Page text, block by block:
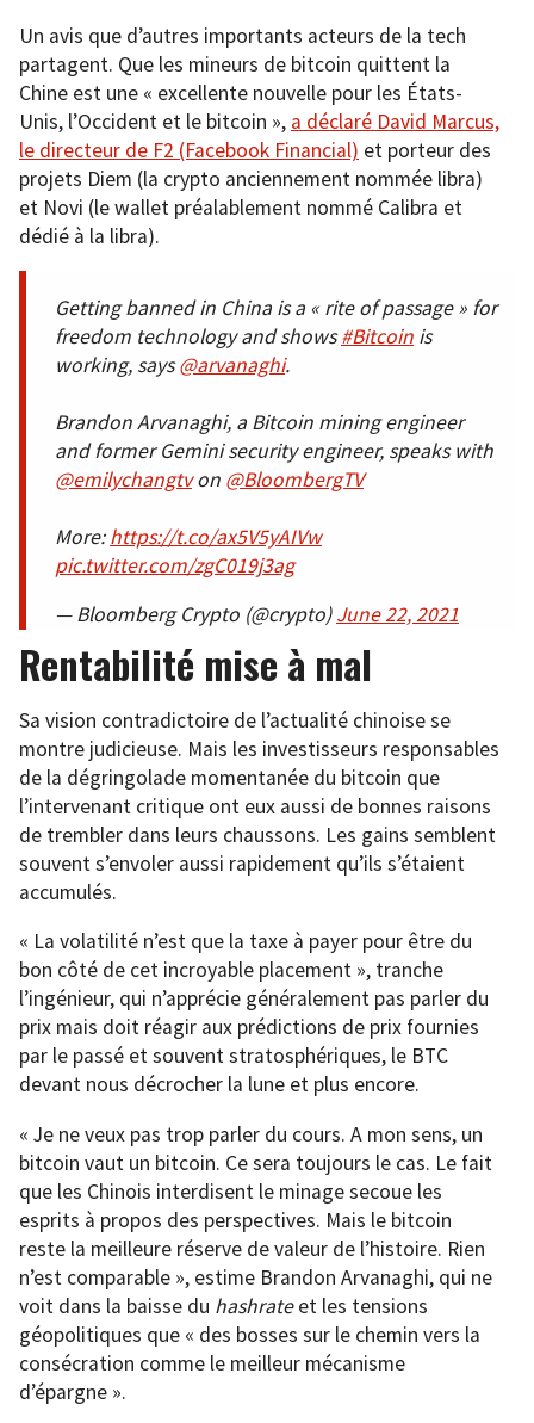
Un avis que d’autres importants acteurs de la tech
partagent. Que les mineurs de bitcoin quittent la
Chine est une « excellente nouvelle pour les États-
Unis, l’Occident et le bitcoin », a déclaré David Marcus,
le directeur de F2 (Facebook Financial) et porteur des
projets Diem (la crypto anciennement nommée libra)
et Novi (le wallet préalablement nommé Calibra et
dédié à la libra).
Getting banned in China is a « rite of passage » for
freedom technology and shows#Bitcoin is
working, says@arvanaghi.
Brandon Arvanaghi, a Bitcoin mining engineer
and former Gemini security engineer, speaks with
@emilychangtv​on @BloombergTV
More:https://t.co/ax5V5yAIVw
pic.twitter.com/zgC019j3ag
— Bloomberg Crypto (@crypto)June 22, 2021
Rentabilité mise à mal
Sa vision contradictoire de l’actualité chinoise se
montre judicieuse. Mais les investisseurs responsables
de la dégringolade momentanée du bitcoin que
l’intervenant critique ont eux aussi de bonnes raisons
de trembler dans leurs chaussons. Les gains semblent
souvent s’envoler aussi rapidement qu’ils s’étaient
accumulés.
« La volatilité n’est que la taxe à payer pour être du
bon côté de cet incroyable placement », tranche
l’ingénieur, qui n’apprécie généralement pas parler du
prix mais doit réagir aux prédictions de prix fournies
par le passé et souvent stratosphériques, le BTC
devant nous décrocher la lune et plus encore.
« Je ne veux pas trop parler du cours. A mon sens, un
bitcoin vaut un bitcoin. Ce sera toujours le cas. Le fait
que les Chinois interdisent le minage secoue les
esprits à propos des perspectives. Mais le bitcoin
reste la meilleure réserve de valeur de l’histoire. Rien
n’est comparable », estime Brandon Arvanaghi, qui ne
voit dans la baisse du hashrateet les tensions
géopolitiques que « des bosses sur le chemin vers la
consécration comme le meilleur mécanisme
d’épargne ».